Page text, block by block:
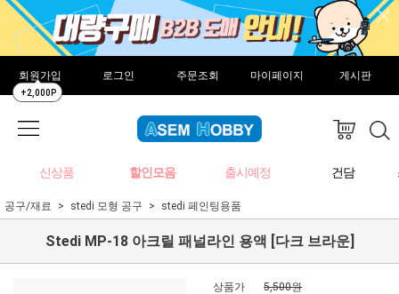
회원가입
+2,000P
로그인 주문조회 마이페이지 게시판
신상품 할인모음 출시예정 건담
공구/재료 stedi 모형 공구 stedi 페인팅용품
Stedi MP-18 아크릴 패널라인 용액 [다크 브라운]
상품가
5,500원